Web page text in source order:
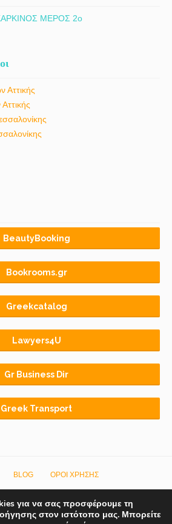
ΜΕΡΟΣ 2ο
Αττικής
BeautyBooking
Bookrooms.gr
Greekcatalog
Lawyers4U
Gr Business Dir
Greek Transport
BLOG ΟΡΟΙ ΧΡΗΣΗΣ
All rights reserved.
για να σας προσφέρουμε τη
στον ιστότοπο μας. Μπορείτε